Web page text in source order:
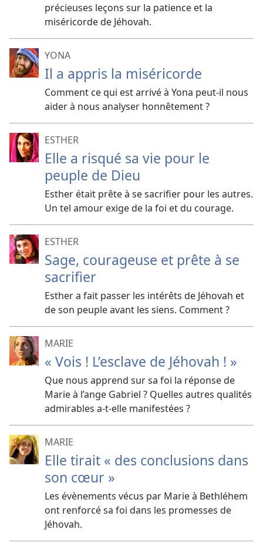
précieuses leçons sur la patience et la
miséricorde de Jéhovah.
YONA
Il a appris la miséricorde
Comment ce qui est arrivé à Yona peut-il nous
aider à nous analyser honnêtement ?
ESTHER
Elle a risqué sa vie pour le
peuple de Dieu
Esther était prête à se sacrifier pour les autres.
Un tel amour exige de la foi et du courage.
ESTHER
Sage, courageuse et prête à se
sacrifier
Esther a fait passer les intérêts de Jéhovah et
de son peuple avant les siens. Comment ?
MARIE
« Vois ! L’esclave de Jéhovah ! »
Que nous apprend sur sa foi la réponse de
Marie à l’ange Gabriel ? Quelles autres qualités
admirables a-t-elle manifestées ?
MARIE
Elle tirait « des conclusions dans
son cœur »
Les évènements vécus par Marie à Bethléhem
ont renforcé sa foi dans les promesses de
Jéhovah.